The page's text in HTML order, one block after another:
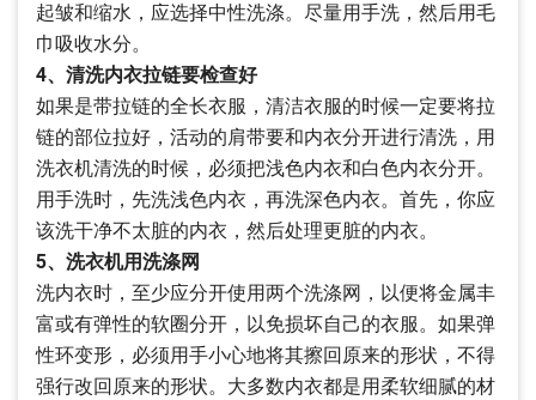
起皱和缩水，应选择中性洗涤。尽量用手洗，然后用毛
巾吸收水分。
4、清洗内衣拉链要检查好
如果是带拉链的全长衣服，清洁衣服的时候一定要将拉
链的部位拉好，活动的肩带要和内衣分开进行清洗，用
洗衣机清洗的时候，必须把浅色内衣和白色内衣分开。
用手洗时，先洗浅色内衣，再洗深色内衣。首先，你应
该洗干净不太脏的内衣，然后处理更脏的内衣。
5、洗衣机用洗涤网
洗内衣时，至少应分开使用两个洗涤网，以便将金属丰
富或有弹性的软圈分开，以免损坏自己的衣服。如果弹
性环变形，必须用手小心地将其擦回原来的形状，不得
强行改回原来的形状。大多数内衣都是用柔软细腻的材